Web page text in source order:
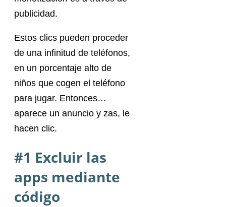
publicidad.
Estos clics pueden proceder
de una infinitud de teléfonos,
en un porcentaje alto de
niños que cogen el teléfono
para jugar. Entonces…
aparece un anuncio y zas, le
hacen clic.
#1 Excluir las
apps mediante
código